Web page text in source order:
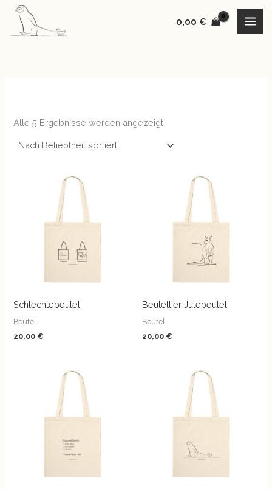
Zum
Inhalt
0,00 €
Alle 5 Ergebnisse werden angezeigt
sortiert
Schlechtebeutel
Beutel
20,00 €
Beuteltier Jutebeutel
Beutel
20,00 €